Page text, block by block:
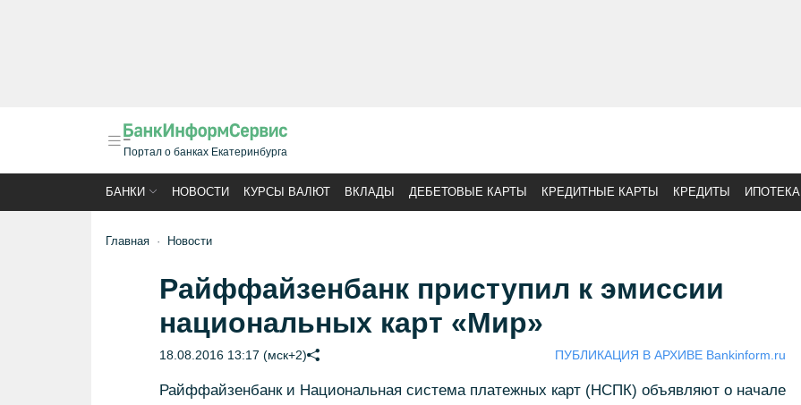
Портал о банках Екатеринбурга
БАНКИ НОВОСТИ КУРСЫ ВАЛЮТ ВКЛАДЫ ДЕБЕТОВЫЕ КАРТЫ КРЕДИТНЫЕ КАРТЫ КРЕДИТЫ ИПОТЕКА
Главная Новости
Райффайзенбанк приступил к эмиссии
национальных карт «Мир»
18.08.2016 13:17 (мск+2) ПУБЛИКАЦИЯ В АРХИВЕ Bankinform.ru
Райффайзенбанк и Национальная система платежных карт (НСПК) объявляют о начале